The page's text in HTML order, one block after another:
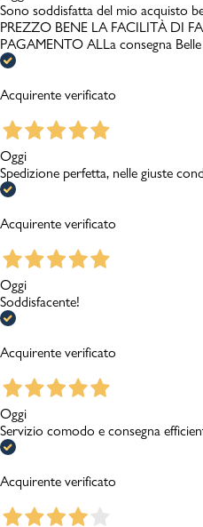
Sono soddisfatta del mio acquisto
PREZZO BENE LA FACILITÀ DI
PAGAMENTO ALLa consegna
Acquirente verificato
Oggi
Spedizione perfetta, nelle giuste
Acquirente verificato
Oggi
Soddisfacente!
Acquirente verificato
Oggi
Servizio comodo e consegna
Acquirente verificato